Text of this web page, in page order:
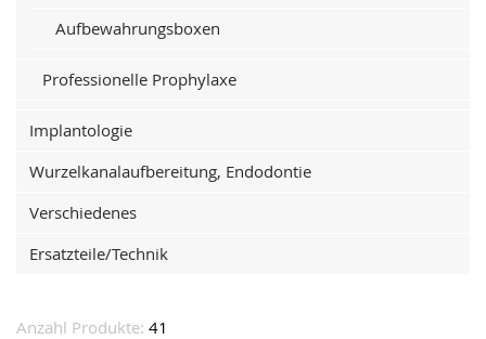
Anzahl Produkte: 41
Aufbewahrungsboxen
Professionelle Prophylaxe
Implantologie
Wurzelkanalaufbereitung, Endodontie
Verschiedenes
Ersatzteile/Technik